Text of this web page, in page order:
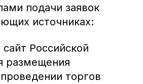
подачи заявок
источниках:
Российской
размещения
торгов